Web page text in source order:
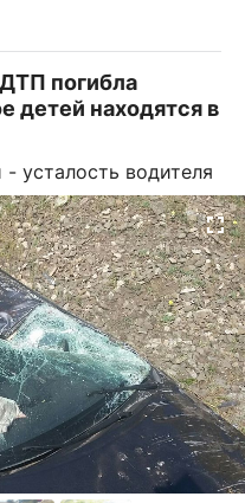
погибла
детей находятся в
усталость водителя